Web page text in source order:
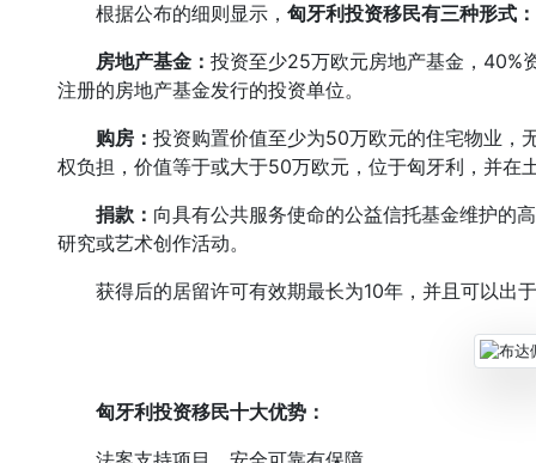
根据公布的细则显示， 匈牙利投资移民有三种形式：
房地产基金： 投资至少25万欧元房地产基金，40%
注册的房地产基金发行的投资单位。
购房： 投资购置价值至少为50万欧元的住宅物业，
权负担，价值等于或大于50万欧元，位于匈牙利，并在
捐款： 向具有公共服务使命的公益信托基金维护的
研究或艺术创作活动。
获得后的居留许可有效期最长为10年，并且可以出
匈牙利投资移民十大优势：